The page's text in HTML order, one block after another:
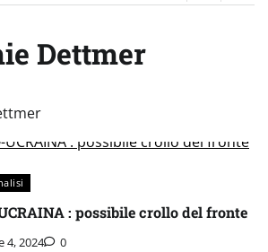
Dettmer
: possibile crollo del fronte
4, 2024 0